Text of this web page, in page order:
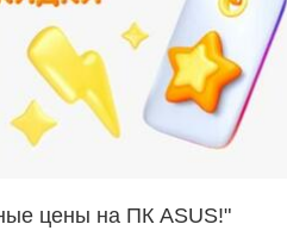
цены на ПК ASUS!"